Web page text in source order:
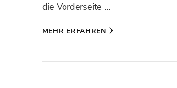
die Vorderseite …
MEHR ERFAHREN